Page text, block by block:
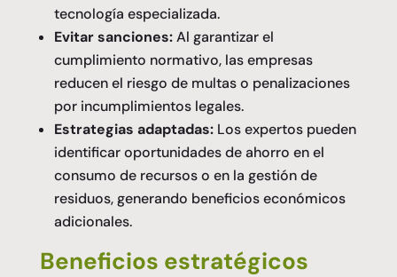
tecnología especializada.
Evitar sanciones:Al garantizar el
cumplimiento normativo, las empresas
reducen el riesgo de multas o penalizaciones
por incumplimientos legales.
Estrategias adaptadas:Los expertos pueden
identificar oportunidades de ahorro en el
consumo de recursos o en la gestión de
residuos, generando beneficios económicos
adicionales.
Beneficios estratégicos